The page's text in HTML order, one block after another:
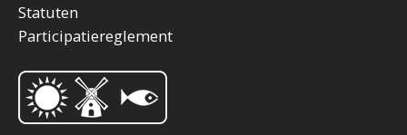
Statuten
Participatiereglement